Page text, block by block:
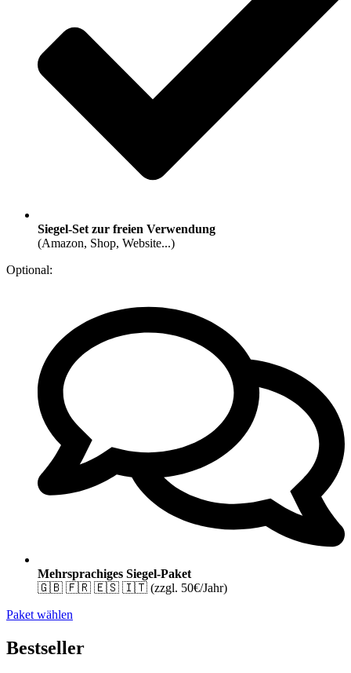
Siegel-Set zur freien Verwendung
(Amazon, Shop, Website...)
Optional:
Mehrsprachiges Siegel-Paket
🇬🇧 🇫🇷 🇪🇸 🇮🇹 (zzgl. 50€/Jahr)
Paket wählen
Bestseller